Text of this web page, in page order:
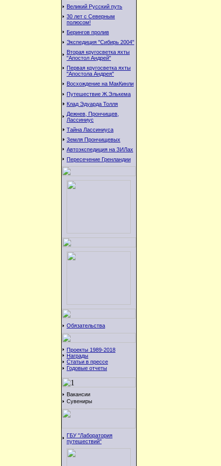
Великий Русский путь
30 лет с Северным
полюсом!
Берингов пролив
Экспедиция "Сибирь 2004"
Вторая кругосветка яхты
"Апостол Андрей"
Первая кругосветка яхты
"Апостола Андрея"
Восхождение на МакКинли
Путешествие Ж.Элькема
Клад Эдуарда Толля
Дежнев, Прончищев,
Лассиниус
Тайна Лассиниуса
Земля Прончищевых
Автоэкспедиция на ЗИЛах
Пересечение Гренландии
Обязательства
Проекты 1989-2018
Награды
Статьи в прессе
Годовые отчеты
Вакансии
Сувениры
ГБУ "Лаборатория
путешествий"